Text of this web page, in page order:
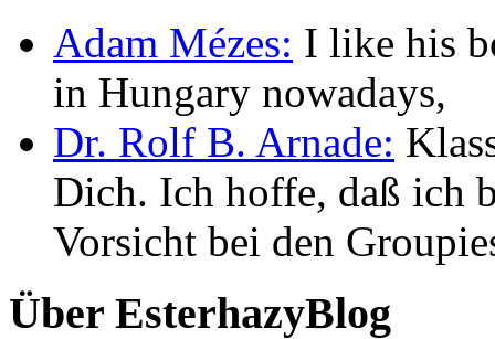
Adam Mézes: I like his
in Hungary nowadays,
Dr. Rolf B. Arnade:
Dich. Ich hoffe, daß ich
Vorsicht bei den
Über EsterhazyBlog